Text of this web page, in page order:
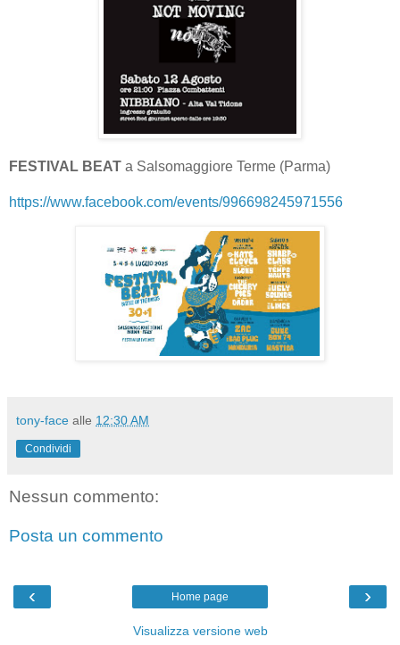
FESTIVAL BEAT a Salsomaggiore Terme (Parma)
https://www.facebook.com/events/996698245971556
tony-face alle 12:30 AM
Condividi
Nessun commento:
Posta un commento
‹ ›
Home page
Visualizza versione web